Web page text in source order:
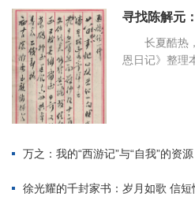
寻找陈解元
长夏酷热
恩日记》整
万之：我的“西游记”与“自我”的资源
徐光耀的千封家书：岁月如歌 信短